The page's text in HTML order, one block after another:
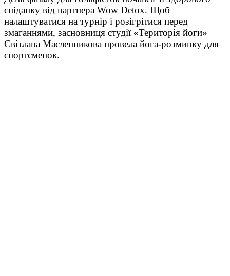
сніданку від партнера Wow Detox. Щоб
налаштуватися на турнір і розігрітися перед
змаганнями, засновниця студії «Територія йоги»
Світлана Масленникова провела йога-розминку для
спортсменок.